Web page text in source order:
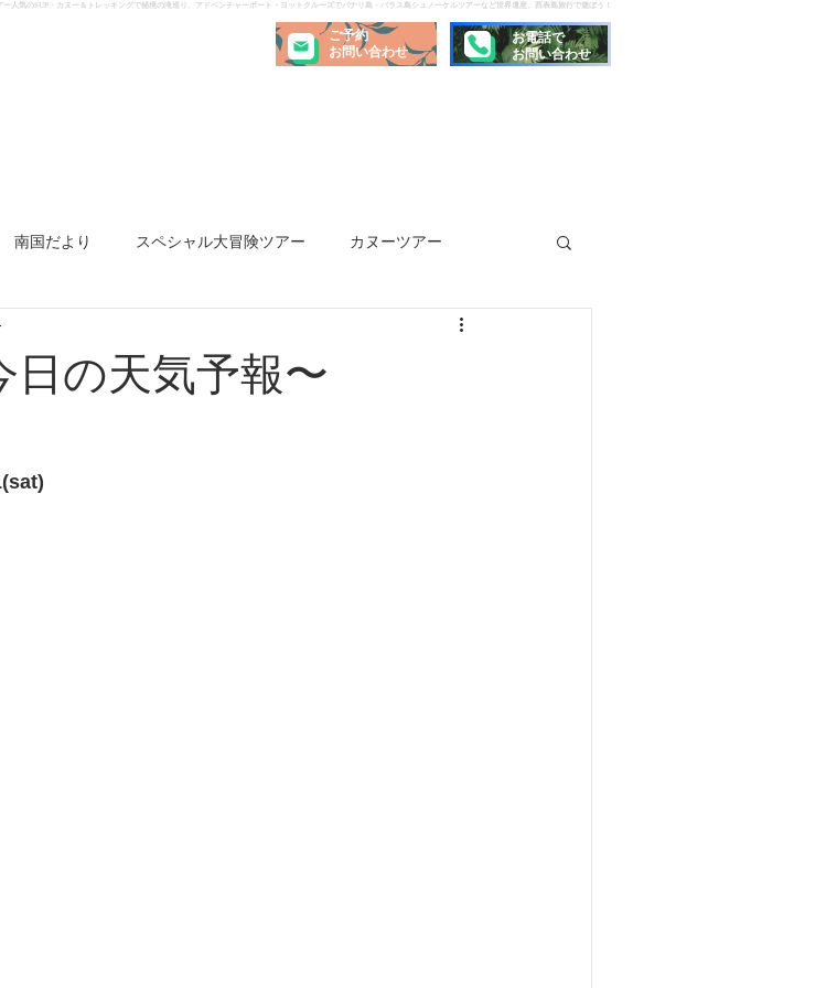
気のSUP・カヌー＆トレッキングで秘境の滝巡り、アドベンチャーボート・ヨットクルーズでパナリ島・バラス島シュノーケルツアーなど世界遺産、西表島旅行で遊ぼう！
ご予約
お問い合わせ
お電話で
お問い合わせ
南国だより スペシャル大冒険ツアー カヌーツアー
日の天気予報〜